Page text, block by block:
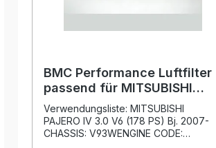
BMC Performance Luftfilter
passend für MITSUBISHI
PAJERO IV 3.0 V6 (178 PS) Bj.
2007- FB802/01
Verwendungsliste: MITSUBISHI
PAJERO IV 3.0 V6 (178 PS) Bj. 2007-
CHASSIS: V93WENGINE CODE: